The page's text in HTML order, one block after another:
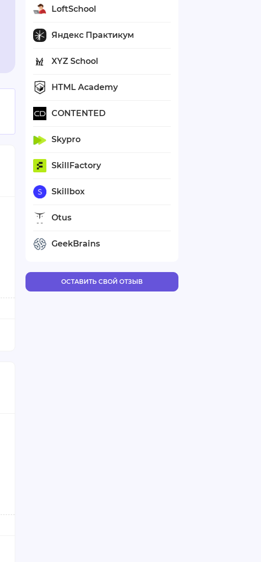
LoftSchool
Яндекс Практикум
XYZ School
HTML Academy
CONTENTED
Skypro
SkillFactory
Skillbox
Otus
GeekBrains
ОСТАВИТЬ СВОЙ ОТЗЫВ